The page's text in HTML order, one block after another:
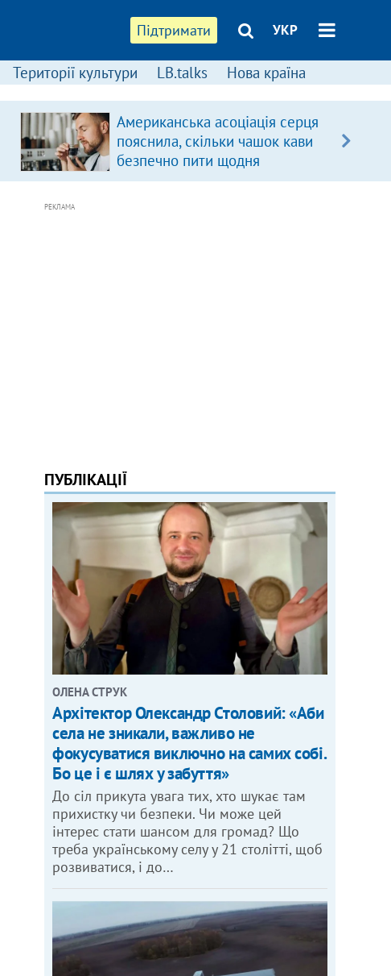
Підтримати УКР
Території культури LB.talks Нова країна
Американська асоціація серця
пояснила, скільки чашок кави
безпечно пити щодня
РЕКЛАМА
ПУБЛІКАЦІЇ
ОЛЕНА СТРУК
Архітектор Олександр Столовий: «Аби
села не зникали, важливо не
фокусуватися виключно на самих собі.
Бо це і є шлях у забуття»
До сіл прикута увага тих, хто шукає там
прихистку чи безпеки. Чи може цей
інтерес стати шансом для громад? Що
треба українському селу у 21 столітті, щоб
розвиватися, і до…